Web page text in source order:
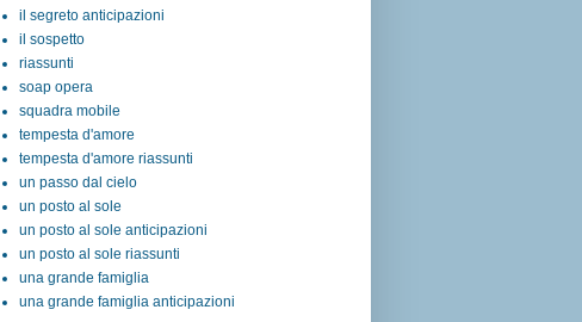
il segreto anticipazioni
il sospetto
riassunti
soap opera
squadra mobile
tempesta d'amore
tempesta d'amore riassunti
un passo dal cielo
un posto al sole
un posto al sole anticipazioni
un posto al sole riassunti
una grande famiglia
una grande famiglia anticipazioni